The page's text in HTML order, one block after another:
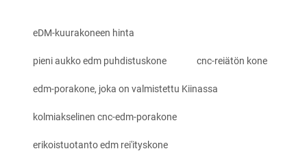
eDM-kuurakoneen hinta
pieni aukko edm puhdistuskone cnc-reiätön kone
edm-porakone, joka on valmistettu Kiinassa
kolmiakselinen cnc-edm-porakone
erikoistuotanto edm rei'ityskone